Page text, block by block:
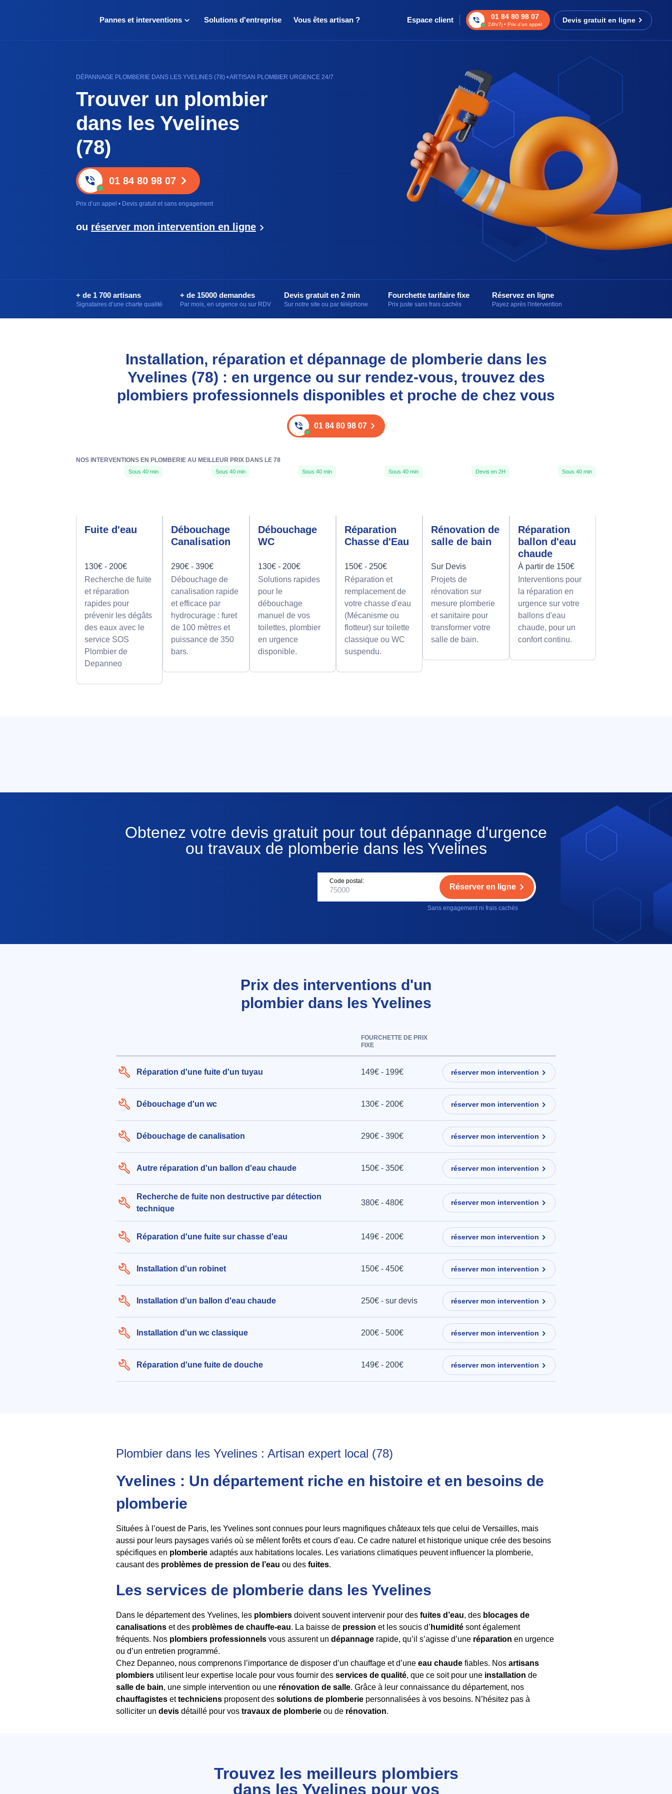
Pannes et interventions Solutions d'entreprise Vous êtes artisan ? Espace client 01 84 80 98 07
24h/7j • Prix d’un appel
Devis gratuit en ligne
DÉPANNAGE PLOMBERIE DANS LES YVELINES (78) • ARTISAN PLOMBIER URGENCE 24/7
Trouver un plombier
dans les Yvelines
(78)
01 84 80 98 07
Prix d’un appel • Devis gratuit et sans engagement
ou réserver mon intervention en ligne
+ de 1 700 artisans
Signataires d’une charte qualité
+ de 15000 demandes
Par mois, en urgence ou sur RDV
Devis gratuit en 2 min
Sur notre site ou par téléphone
Fourchette tarifaire fixe
Prix juste sans frais cachés
Réservez en ligne
Payez après l'intervention
Installation, réparation et dépannage de plomberie dans les
Yvelines (78) : en urgence ou sur rendez-vous, trouvez des
plombiers professionnels disponibles et proche de chez vous
01 84 80 98 07
NOS INTERVENTIONS EN PLOMBERIE AU MEILLEUR PRIX DANS LE 78
Sous 40 min
Fuite d'eau
130€ - 200€
Recherche de fuite
et réparation
rapides pour
prévenir les dégâts
des eaux avec le
service SOS
Plombier de
Depanneo
Sous 40 min
Débouchage
Canalisation
290€ - 390€
Débouchage de
canalisation rapide
et efficace par
hydrocurage : furet
de 100 mètres et
puissance de 350
bars.
Sous 40 min
Débouchage
WC
130€ - 200€
Solutions rapides
pour le
débouchage
manuel de vos
toilettes, plombier
en urgence
disponible.
Sous 40 min
Réparation
Chasse d'Eau
150€ - 250€
Réparation et
remplacement de
votre chasse d'eau
(Mécanisme ou
flotteur) sur toilette
classique ou WC
suspendu.
Devis en 2H
Rénovation de
salle de bain
Sur Devis
Projets de
rénovation sur
mesure plomberie
et sanitaire pour
transformer votre
salle de bain.
Sous 40 min
Réparation
ballon d'eau
chaude
À partir de 150€
Interventions pour
la réparation en
urgence sur votre
ballons d'eau
chaude, pour un
confort continu.
Obtenez votre devis gratuit pour tout dépannage d'urgence
ou travaux de plomberie dans les Yvelines
Code postal:
Réserver en ligne
Sans engagement ni frais cachés
Prix des interventions d'un
plombier dans les Yvelines
FOURCHETTE DE PRIX
FIXE
Réparation d'une fuite d'un tuyau 149€ - 199€ réserver mon intervention
Débouchage d'un wc 130€ - 200€ réserver mon intervention
Débouchage de canalisation 290€ - 390€ réserver mon intervention
Autre réparation d'un ballon d'eau chaude 150€ - 350€ réserver mon intervention
Recherche de fuite non destructive par détection
technique
380€ - 480€ réserver mon intervention
Réparation d'une fuite sur chasse d'eau 149€ - 200€ réserver mon intervention
Installation d'un robinet 150€ - 450€ réserver mon intervention
Installation d'un ballon d'eau chaude 250€ - sur devis réserver mon intervention
Installation d'un wc classique 200€ - 500€ réserver mon intervention
Réparation d'une fuite de douche 149€ - 200€ réserver mon intervention
Plombier dans les Yvelines : Artisan expert local (78)
Yvelines : Un département riche en histoire et en besoins de
plomberie
Situées à l’ouest de Paris, les Yvelines sont connues pour leurs magnifiques châteaux tels que celui de Versailles, mais
aussi pour leurs paysages variés où se mêlent forêts et cours d’eau. Ce cadre naturel et historique unique crée des besoins
spécifiques en plomberie adaptés aux habitations locales. Les variations climatiques peuvent influencer la plomberie,
causant des problèmes de pression de l’eau ou des fuites.
Les services de plomberie dans les Yvelines
Dans le département des Yvelines, les plombiers doivent souvent intervenir pour des fuites d’eau, des blocages de
canalisations et des problèmes de chauffe-eau. La baisse de pression et les soucis d’ humidité sont également
fréquents. Nos plombiers professionnels vous assurent un dépannage rapide, qu’il s’agisse d’une réparation en urgence
ou d’un entretien programmé.
Chez Depanneo, nous comprenons l’importance de disposer d’un chauffage et d’une eau chaude fiables. Nos artisans
plombiers utilisent leur expertise locale pour vous fournir des services de qualité, que ce soit pour une installation de
salle de bain, une simple intervention ou une rénovation de salle. Grâce à leur connaissance du département, nos
chauffagistes ettechniciens proposent des solutions de plomberie personnalisées à vos besoins. N’hésitez pas à
solliciter un devis détaillé pour vos travaux de plomberie ou de rénovation.
Trouvez les meilleurs plombiers
dans les Yvelines pour vos